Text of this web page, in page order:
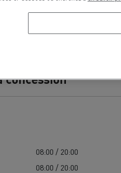
concession
08:00 / 20:00
08:00 / 20:00